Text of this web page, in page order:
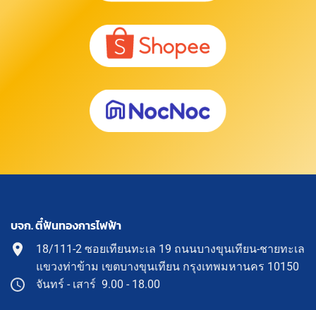
บจก. ตี๋ฟันทองการไฟฟ้า
18/111-2 ซอยเทียนทะเล 19 ถนนบางขุนเทียน-ชายทะเล
แขวงท่าข้าม เขตบางขุนเทียน กรุงเทพมหานคร 10150
จันทร์ - เสาร์ 9.00 - 18.00